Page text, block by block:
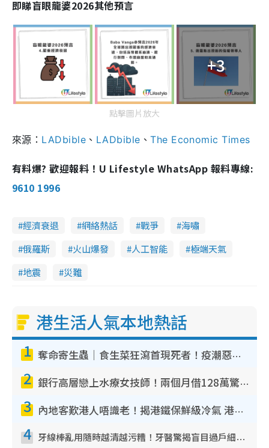
即睇盲眼龍婆2026其他預言
+3
點擊圖片放大
來源： LADbible 、 LADbible 、The Economic Times
有料爆? 歡迎報料！U Lifestyle WhatsApp 報料專線:
9610 1996
經濟衰退 網絡熱話 戰爭
海嘯
俄羅斯
火山爆發 人工智能
極端天氣
地震
災難
港生活人氣本地熱話
1 奪命寄生蟲｜食生菜狂瀉首現死者！疫潮惡化錄1.8萬宗病例 揭洗菜3大謬誤
2 銀行高層戀上水療女技師！兩個月借128萬驚覺「沉船」沉落火海 揭背後疑似邪教操控賣淫
3 內地客歎港人唔識老！揭港鐵保鮮級冷氣 港人求放過：咪投訴
4 牙線棒亂用隨時越清越污糟！牙醫驚揭盲目過戶細菌恐致蛀牙：呢種先係日常真保養